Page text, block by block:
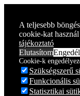
A teljesebb
cookie-kat használ
tájékoztató
Elutasítom
Cookie-k
Szükségszerű
Funkcionális
Statisztikai